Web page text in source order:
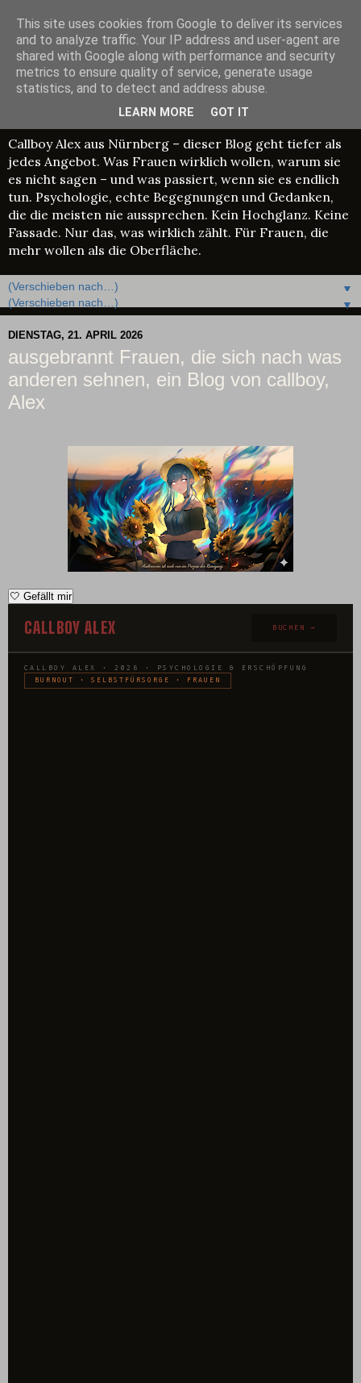
Callboy Alex –
Psychologie, Geschichten
& echte Begegnungen
Callboy Alex aus Nürnberg – dieser Blog geht tiefer als
jedes Angebot. Was Frauen wirklich wollen, warum sie
es nicht sagen – und was passiert, wenn sie es endlich
tun. Psychologie, echte Begegnungen und Gedanken,
die die meisten nie aussprechen. Kein Hochglanz. Keine
Fassade. Nur das, was wirklich zählt. Für Frauen, die
mehr wollen als die Oberfläche.
▼
▼
DIENSTAG, 21. APRIL 2026
ausgebrannt Frauen, die sich nach was
anderen sehnen, ein Blog von callboy,
Alex
🤍 Gefällt mir
CALLBOY ALEX BUCHEN →
CALLBOY ALEX · 2026 · PSYCHOLOGIE & ERSCHÖPFUNG
BURNOUT · SELBSTFÜRSORGE · FRAUEN
This site uses cookies from Google to deliver its services
and to analyze traffic. Your IP address and user-agent are
shared with Google along with performance and security
metrics to ensure quality of service, generate usage
statistics, and to detect and address abuse.
LEARN MORE GOT IT